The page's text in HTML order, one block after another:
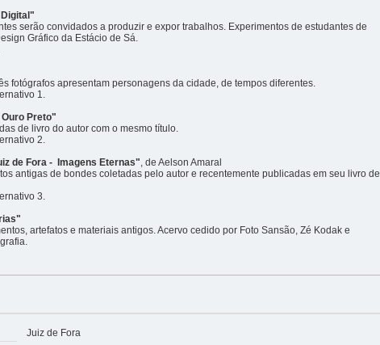
serão convidados a produzir e expor trabalhos. Experimentos de estudantes de
Gráfico da Estácio de Sá.
fotógrafos apresentam personagens da cidade, de tempos diferentes.
1.
Preto"
de livro do autor com o mesmo título.
2.
de Fora - Imagens Eternas", de Aelson Amaral
antigas de bondes coletadas pelo autor e recentemente publicadas em seu livro de
3.
artefatos e materiais antigos. Acervo cedido por Foto Sansão, Zé Kodak e
Juiz de Fora